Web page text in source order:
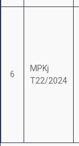
6
MPKj
T22/2024